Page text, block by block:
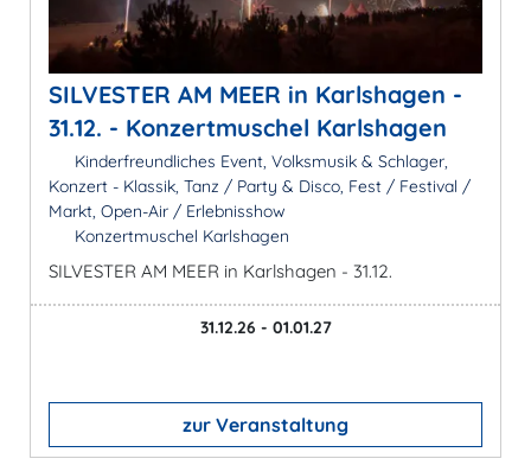
SILVESTER AM MEER in Karlshagen -
31.12. - Konzertmuschel Karlshagen
Kinderfreundliches Event, Volksmusik & Schlager,
Konzert - Klassik, Tanz / Party & Disco, Fest / Festival /
Markt, Open-Air / Erlebnisshow
Konzertmuschel Karlshagen
SILVESTER AM MEER in Karlshagen - 31.12.
31.12.26 - 01.01.27
zur Veranstaltung